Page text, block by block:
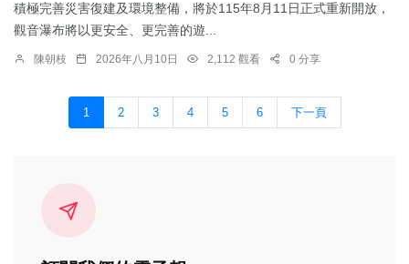
積極完善災害復建及環境整備，將於115年8月11日正式重新開放，
觀音瀑布將以更安全、更完善的遊...
陳朝枝 2026年八月10日 2,112 觀看 0 分享
1 2 3 4 5 6 下一頁